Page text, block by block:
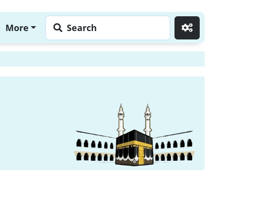
More Search